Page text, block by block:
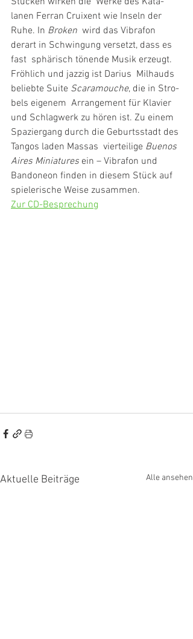
lanen Ferran Crui­xent wie Inseln der
Ruhe. In Broken
  wird das Vibrafon
derart in Schwin­gung versetzt, dass es
fast  sphä­risch tönende Musik erzeugt.
Fröh­lich und jazzig ist Darius  Milhauds
beliebte Suite Scara­mouche, die in Stro­
bels eigenem  Arran­ge­ment für Klavier
und Schlag­werk zu hören ist. Zu einem
Spazier­gang durch die Geburts­stadt des
Tangos laden Massas  vier­tei­lige Buenos
Aires Minia­tures ein – Vibrafon und
Bando­neon finden in diesem Stück auf
spie­le­ri­sche Weise zusammen.
Zur CD-Besprechung
Aktuelle Beiträge Alle ansehen